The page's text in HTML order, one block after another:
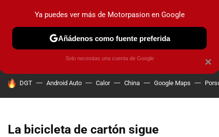
PRUEBAS COCHES ELÉCTRICOS OBSERVATORIO
HOY SE HABLA DE
DGT Android Auto Calor China Google Maps
La bicicleta de cartón sigue
×
Ya puedes ver más de Motorpasion en Google
Añádenos como fuente preferida
Solo necesitas una cuenta de Google